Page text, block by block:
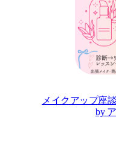
メイクアップ座
by